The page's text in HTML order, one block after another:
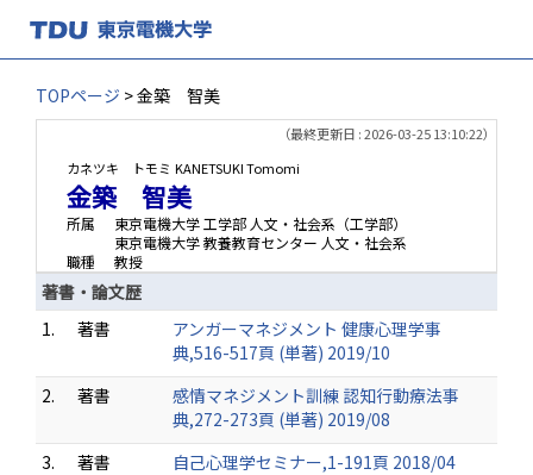
TOPページ > 金築 智美
（最終更新日 : 2026-03-25 13:10:22）
カネツキ トモミ KANETSUKI Tomomi
金築 智美
所属
東京電機大学 工学部 人文・社会系（工学部）
東京電機大学 教養教育センター 人文・社会系
職種
教授
著書・論文歴
1.
著書
アンガーマネジメント 健康心理学事
典,516-517頁 (単著) 2019/10
2.
著書
感情マネジメント訓練 認知行動療法事
典,272-273頁 (単著) 2019/08
3.
著書
自己心理学セミナー,1-191頁 2018/04